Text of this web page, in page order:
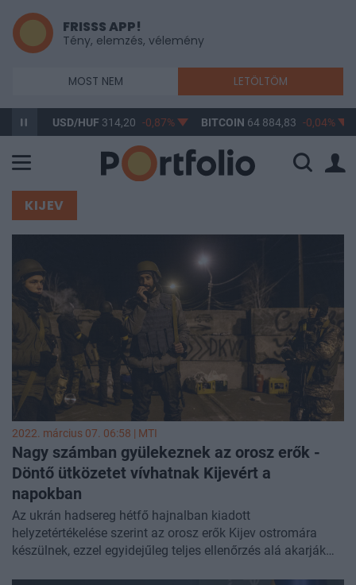
FRISSS APP!
Tény, elemzés, vélemény
MOST NEM LETÖLTÖM
HUF 314,20 -0,87% BITCOIN 64 884,83 -0,04% BUX148
KIJEV
2022. március 07. 06:58 | MTI
Nagy számban gyülekeznek az orosz erők -
Döntő ütközetet vívhatnak Kijevért a
napokban
Az ukrán hadsereg hétfő hajnalban kiadott
helyzetértékelése szerint az orosz erők Kijev ostromára
készülnek, ezzel egyidejűleg teljes ellenőrzés alá akarják